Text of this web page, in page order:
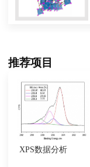
推荐项目
XPS数据分析